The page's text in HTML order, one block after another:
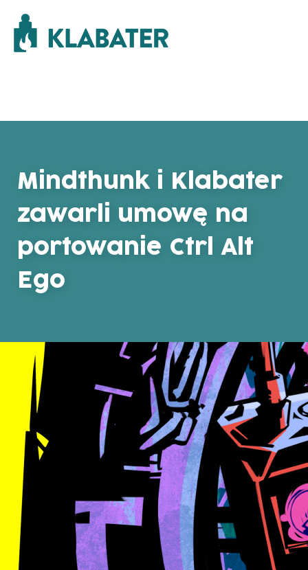
Mindthunk i Klabater
zawarli umowę na
portowanie Ctrl Alt
Ego